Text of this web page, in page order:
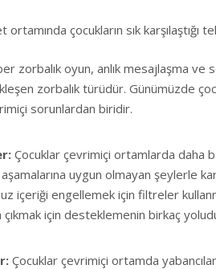
çocukların sık karşılaştığı
zorbalık oyun, anlık mesajlaşma ve
zorbalık türüdür. Günümüzde
sorunlardan biridir.
Çocuklar çevrimiçi ortamlarda daha
uygun olmayan şeylerle
içeriği engellemek için filtreler
çıkmak için desteklemenin birkaç
Çocuklar çevrimiçi ortamda